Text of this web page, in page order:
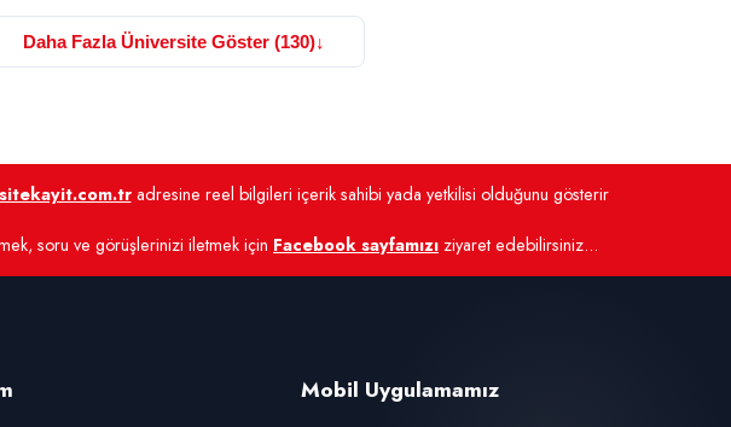
Daha Fazla Üniversite Göster (130)↓
adresine reel bilgileri içerik sahibi yada yetkilisi olduğunu gösterir
soru ve görüşlerinizi iletmek için Facebook sayfamızı ziyaret edebilirsiniz...
Mobil Uygulamamız